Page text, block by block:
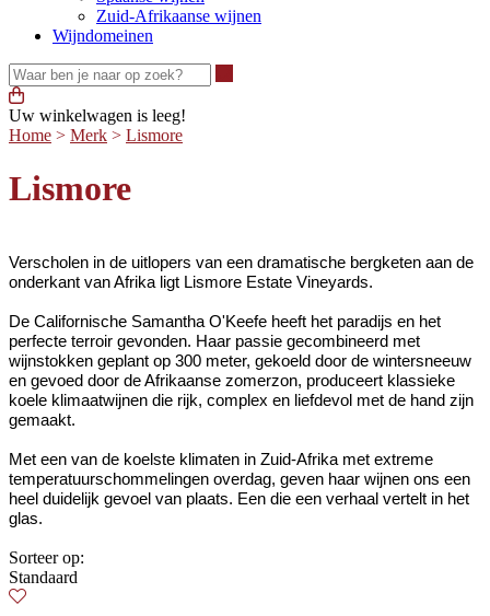
Zuid-Afrikaanse wijnen
Wijndomeinen
Uw winkelwagen is leeg!
Home > Merk > Lismore
Lismore
Verscholen in de uitlopers van een dramatische bergketen aan de
onderkant van Afrika ligt Lismore Estate Vineyards.
De Californische Samantha O'Keefe heeft het paradijs en het
perfecte terroir gevonden. Haar passie gecombineerd met
wijnstokken geplant op 300 meter, gekoeld door de wintersneeuw
en gevoed door de Afrikaanse zomerzon, produceert klassieke
koele klimaatwijnen die rijk, complex en liefdevol met de hand zijn
gemaakt.
Met een van de koelste klimaten in Zuid-Afrika met extreme
temperatuurschommelingen overdag, geven haar wijnen ons een
heel duidelijk gevoel van plaats. Een die een verhaal vertelt in het
glas.
Sorteer op:
Standaard